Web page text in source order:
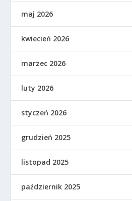
maj 2026
kwiecień 2026
marzec 2026
luty 2026
styczeń 2026
grudzień 2025
listopad 2025
październik 2025